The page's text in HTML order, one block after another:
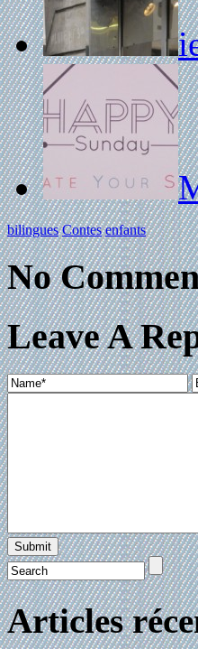
bilingues Contes enfants
No
Leave A
Articles